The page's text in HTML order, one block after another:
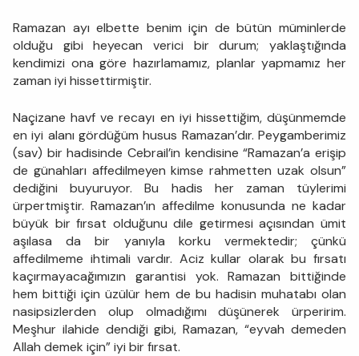
Ramazan ayı elbette benim için de bütün müminlerde
olduğu gibi heyecan verici bir durum; yaklaştığında
kendimizi ona göre hazırlamamız, planlar yapmamız her
zaman iyi hissettirmiştir.
Naçizane havf ve recayı en iyi hissettiğim, düşünmemde
en iyi alanı gördüğüm husus Ramazan’dır. Peygamberimiz
(sav) bir hadisinde Cebrail’in kendisine “Ramazan’a erişip
de günahları affedilmeyen kimse rahmetten uzak olsun”
dediğini buyuruyor. Bu hadis her zaman tüylerimi
ürpertmiştir. Ramazan’ın affedilme konusunda ne kadar
büyük bir fırsat olduğunu dile getirmesi açısından ümit
aşılasa da bir yanıyla korku vermektedir; çünkü
affedilmeme ihtimali vardır. Aciz kullar olarak bu fırsatı
kaçırmayacağımızın garantisi yok. Ramazan bittiğinde
hem bittiği için üzülür hem de bu hadisin muhatabı olan
nasipsizlerden olup olmadığımı düşünerek ürperirim.
Meşhur ilahide dendiği gibi, Ramazan, “eyvah demeden
Allah demek için” iyi bir fırsat.